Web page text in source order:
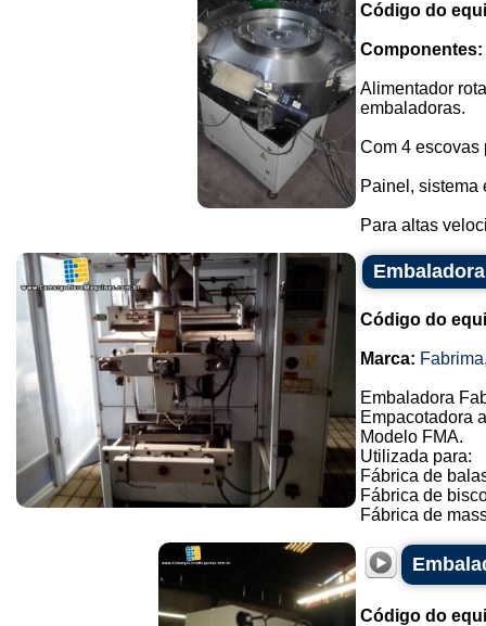
Código do
Componentes:
Alimentador
embaladoras.
Com 4 escovas
Painel, sistema
Para altas
Código do
Marca: Fabrima
Embaladora
Empacotadora
Modelo FMA.
Utilizada para:
Fábrica de
Fábrica de
Fábrica de
Código do